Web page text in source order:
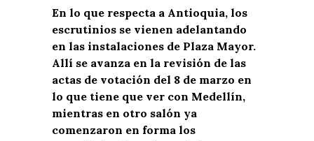
En lo que respecta a Antioquia, los
escrutinios se vienen adelantando
en las instalaciones de Plaza Mayor.
Allí se avanza en la revisión de las
actas de votación del 8 de marzo en
lo que tiene que ver con Medellín,
mientras en otro salón ya
comenzaron en forma los